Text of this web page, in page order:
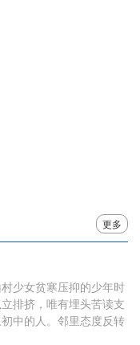
更多
少女贫寒压抑的少年时
排挤，唯有埋头苦读支
中的人。邻里态度反转